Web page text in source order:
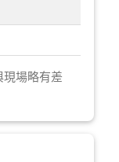
場略有差